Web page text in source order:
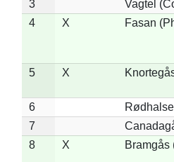
3
Vagtel
4
X Fasan
5 X
6
7
8
X Bramgås